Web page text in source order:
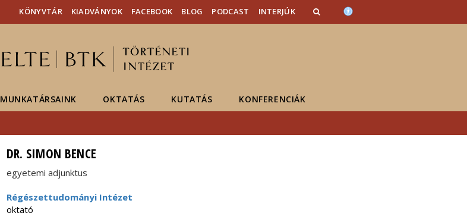
Hírek
Események
ELTE a
KÖNYVTÁR KIADVÁNYOK FACEBOOK BLOG PODCAST INTERJÚK
MUNKATÁRSAINK OKTATÁS KUTATÁS KONFERENCIÁK
DR. SIMON BENCE
egyetemi adjunktus
Régészettudományi Intézet
oktató